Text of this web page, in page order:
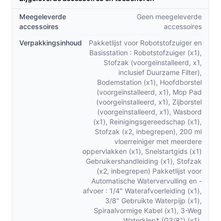
met andere modellen op de markt?
Compacte basisstation:
In tegenstelling tot veel
8-in-1 functie die reiniging vergemakkelijkt en
onderhoud minimaliseert.
Automatische watervulling:Dit systeem bespaart
tijd en moeite, wat essentieel is voor een druk
Uitschuifbare zijborstel:Deze functie zorgt voor
een diepere reiniging in hoeken en randen, iets
wat veel concurrenten niet kunnen bieden.
Gebruik & praktische tips
Om het meeste uit uw Dreame X40 Master te halen,
volgen hier enkele handige tips.
Meegeleverde
accessoires
Geen meegeleverde
accessoires
Verpakkingsinhoud
Pakketlijst voor Robotstofzuiger en
Basisstation : Robotstofzuiger (x1),
Stofzak (voorgeïnstalleerd, x1,
inclusief Duurzame Filter),
Bodemstation (x1), Hoofdborstel
(voorgeïnstalleerd, x1), Mop Pad
(voorgeïnstalleerd, x1), Zijborstel
(voorgeïnstalleerd, x1), Wasbord
(x1), Reinigingsgereedschap (x1),
Stofzak (x2, inbegrepen), 200 ml
vloerreiniger met meerdere
oppervlakken (x1), Snelstartgids (x1)
Gebruikershandleiding (x1), Stofzak
(x2, inbegrepen) Pakketlijst voor
Automatische Watervervulling en -
afvoer : 1/4" Waterafvoerleiding (x1),
3/8" Gebruikte Waterpijp (x1),
Spiraalvormige Kabel (x1), 3-Weg